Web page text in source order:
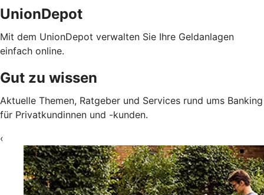
UnionDepot
Mit dem UnionDepot verwalten Sie Ihre Geldanlagen
einfach online.
Gut zu wissen
Aktuelle Themen, Ratgeber und Services rund ums Banking
für Privatkundinnen und -kunden.
‹